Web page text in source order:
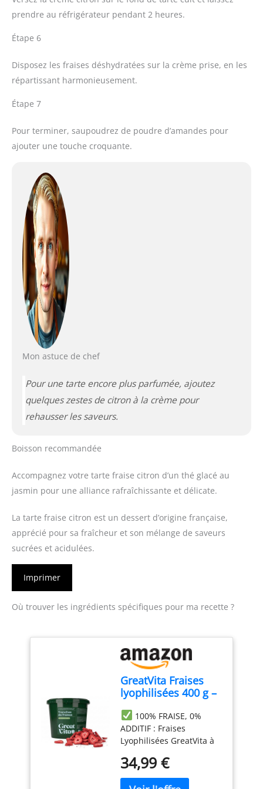
prendre au réfrigérateur pendant 2 heures.
Étape 6
Disposez les fraises déshydratées sur la crème prise, en les
répartissant harmonieusement.
Étape 7
Pour terminer, saupoudrez de poudre d’amandes pour
ajouter une touche croquante.
Mon astuce de chef
Pour une tarte encore plus parfumée, ajoutez
quelques zestes de citron à la crème pour
rehausser les saveurs.
Boisson recommandée
Accompagnez votre tarte fraise citron d’un thé glacé au
jasmin pour une alliance rafraîchissante et délicate.
La tarte fraise citron est un dessert d’origine française,
apprécié pour sa fraîcheur et son mélange de saveurs
sucrées et acidulées.
Imprimer
Où trouver les ingrédients spécifiques pour ma recette ?
GreatVita Fraises
lyophilisées 400 g –
croustillantes sans
sucre ajouté – Fruits
lyophilisés – Fraises
séchées – Snack &
garniture pour
céréales, yaourts et
100% FRAISE, 0%
ADDITIF : Fraises
Lyophilisées GreatVita à
mûres, sans sucre ajouté,
sans conservateurs, sans
34,99 €